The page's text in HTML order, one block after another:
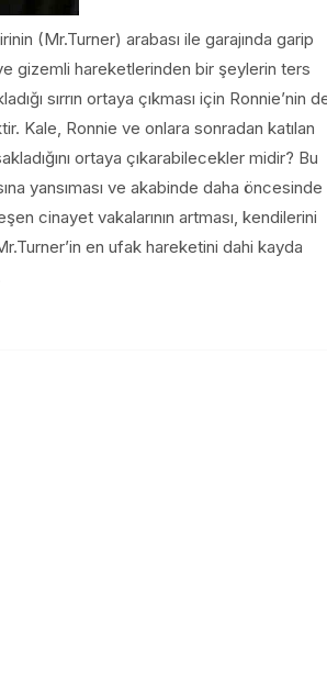
(Mr.Turner) arabası ile garajında garip
ve gizemli hareketlerinden bir şeylerin ters
sırrın ortaya çıkması için Ronnie’nin
Kale, Ronnie ve onlara sonradan katılan
ortaya çıkarabilecekler midir? Bu
yansıması ve akabinde daha öncesinde
cinayet vakalarının artması, kendilerini
en ufak hareketini dahi kayda